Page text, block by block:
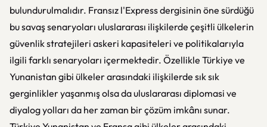
bulundurulmalıdır. Fransız l'Express dergisinin öne sürdüğü
bu savaş senaryoları uluslararası ilişkilerde çeşitli ülkelerin
güvenlik stratejileri askeri kapasiteleri ve politikalarıyla
ilgili farklı senaryoları içermektedir. Özellikle Türkiye ve
Yunanistan gibi ülkeler arasındaki ilişkilerde sık sık
gerginlikler yaşanmış olsa da uluslararası diplomasi ve
diyalog yolları da her zaman bir çözüm imkânı sunar.